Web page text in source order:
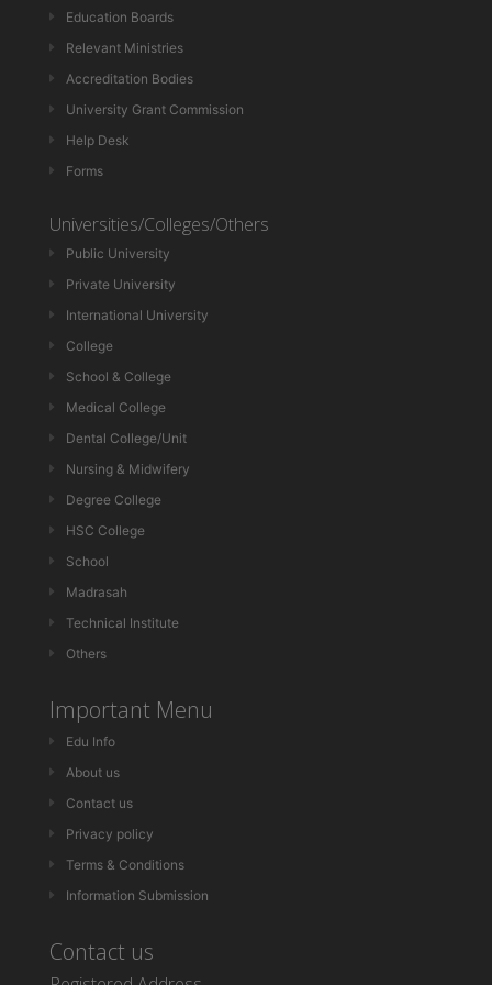
Education Boards
Relevant Ministries
Accreditation Bodies
University Grant Commission
Help Desk
Forms
Universities/Colleges/Others
Public University
Private University
International University
College
School & College
Medical College
Dental College/Unit
Nursing & Midwifery
Degree College
HSC College
School
Madrasah
Technical Institute
Others
Important Menu
Edu Info
About us
Contact us
Privacy policy
Terms & Conditions
Information Submission
Contact us